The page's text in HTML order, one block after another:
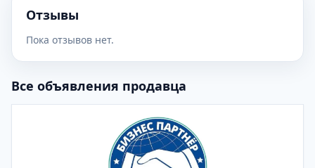
Отзывы
Пока отзывов нет.
Все объявления продавца